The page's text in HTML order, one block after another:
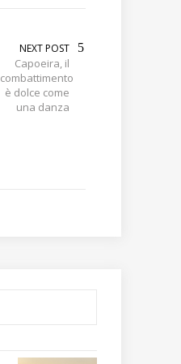
NEXT POST
Capoeira, il
combattimento
è dolce come
una danza